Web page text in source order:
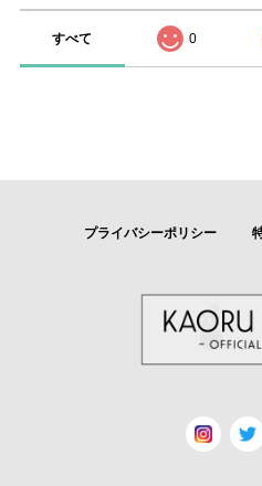
すべて 0
プライバシーポリシー